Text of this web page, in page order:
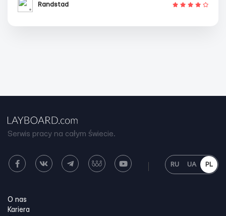
Randstad
Serwis pracy na całym świecie.
RU UA PL
O nas
Kariera